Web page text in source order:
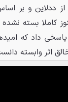
ددلاین و بر
پاسخی داد که
اثر وابسته